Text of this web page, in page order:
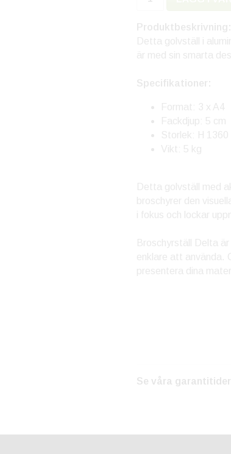
Se våra garantitider